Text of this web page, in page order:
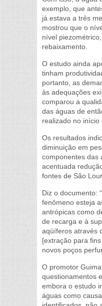
exemplo, que
já estava a três
mostrou que o
nível
rebaixamento.
O estudo ainda
tinham
portanto, as
às adequações
comparou a
das águas de
realizado no início
Os resultados
diminuição em
componentes das
acentuada
fontes de São
Diz o documento:
fenômeno esteja
antrópicas como
de recarga e à
aqüíferos através
[extração para
novos poços
O promotor
questionamentos
embora o estudo
águas como